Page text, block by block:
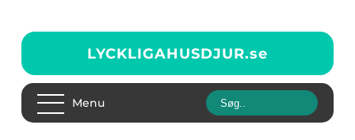
LYCKLIGAHUSDJUR.se
Menu